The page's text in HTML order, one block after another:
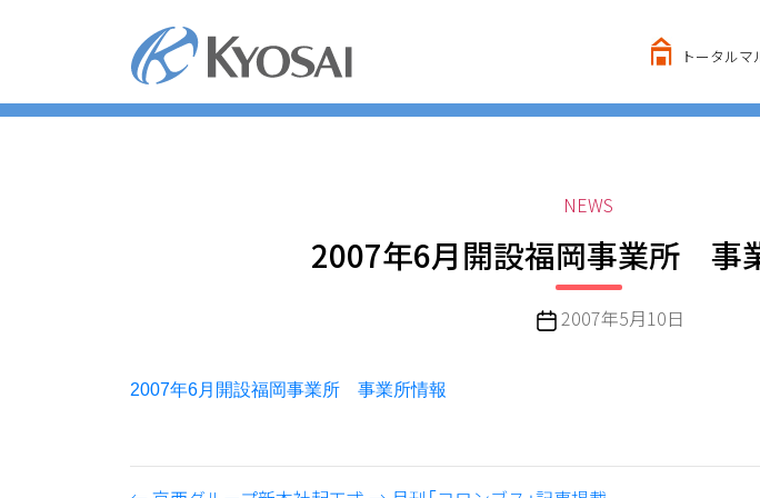
ツ
トータル
カ
ゴ
リ
ー
NEWS
2007年6月開設福岡事業所 事
投 2007年5月10日
2007年6月開設福岡事業所 事業所情報